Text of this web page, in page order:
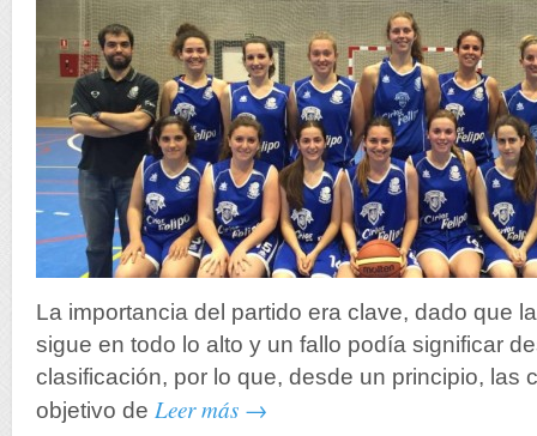
La importancia del partido era clave, dado que
sigue en todo lo alto y un fallo podía significar
clasificación, por lo que, desde un principio, las
objetivo de Leer más →